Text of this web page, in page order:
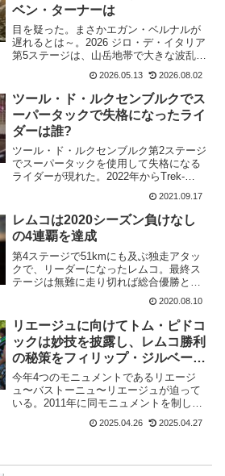
ベン・ターナーは
目を疑った。まさかエガン・ベルナルが
遅れるとは～。2026 ジロ・デ・イタリア
第5ステージは、山岳地帯で大きな波乱が
引により集団は破壊され、かつてのツー
ル・ド・フランスおよびジロ・デ・イタ
リ...
2026.05.13 2026.08.02
ツール・ド・ルクセンブルクでス
ーパータックで失格になったライ
ダーは誰?
ツール・ド・ルクセンブルク第2ステージ
でスーパータックを使用して失格になる
ライダーが現れた。2022年からTrek-
Segafredoに移籍するジョン・アベラスト
ゥリ(Caja Rural - Seguros RGA)だ。ジョ
ン・アベラスト...
2021.09.17
レムコは2020シーズン負けなし
の4連覇を達成
第4ステージで51kmにも及ぶ独走アタッ
クで、リーダーになったレムコ。最終ス
テージは無難に走り切れば総合優勝とい
う王者の走りをすれば良いだけだ。Stage
5 » Zakopane › Kraków (188k)最終ステー
ジはゴールに向けて...
2020.08.10
リエージュに向けてトム・ピドコ
ックは妙技を披露し、レムコ勝利
の秘策をフィリップ・ジルベール
が語る
今年4つのモニュメントであるリエージ
ュ〜バストーニュ〜リエージュが迫って
いる。2011年に同モニュメントを制した
フィリップ・ジルベールはSoudal - Quick
Stepのレムコ・エヴェネプールとコース
2025.04.26 2025.04.27